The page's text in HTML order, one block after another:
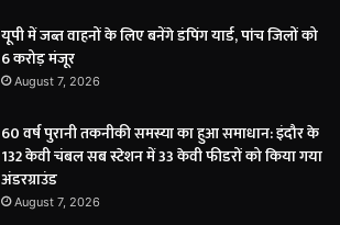
यूपी में जब्त वाहनों के लिए बनेंगे डंपिंग यार्ड, पांच जिलों को
6 करोड़ मंजूर
August 7, 2026
60 वर्ष पुरानी तकनीकी समस्या का हुआ समाधान: इंदौर के
132 केवी चंबल सब स्टेशन में 33 केवी फीडरों को किया गया
अंडरग्राउंड
August 7, 2026